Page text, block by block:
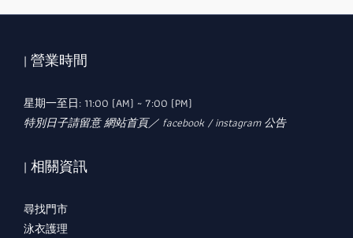
| 營業時間
星期一至日: 11:00 (AM) ~ 7:00 (PM)
特別日子請留意 網站首頁／ facebook / instagram 公告
| 相關資訊
尋找門市
泳衣護理